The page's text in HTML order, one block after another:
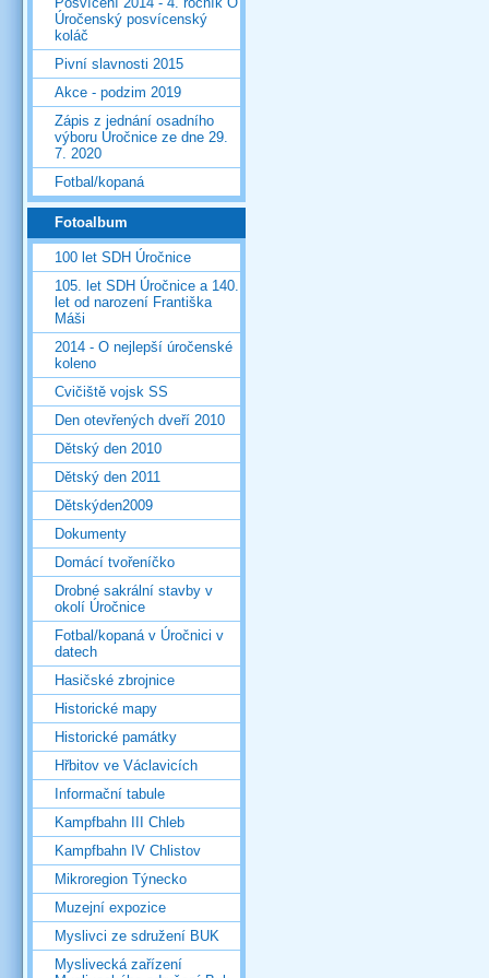
Úročenský posvícenský
koláč
Pivní slavnosti 2015
Akce - podzim 2019
Zápis z jednání osadního
výboru Úročnice ze dne 29.
7. 2020
Fotbal/kopaná
Fotoalbum
100 let SDH Úročnice
105. let SDH Úročnice a 140.
let od narození Františka
Máši
2014 - O nejlepší úročenské
koleno
Cvičiště vojsk SS
Den otevřených dveří 2010
Dětský den 2010
Dětský den 2011
Dětskýden2009
Dokumenty
Domácí tvořeníčko
Drobné sakrální stavby v
okolí Úročnice
Fotbal/kopaná v Úročnici v
datech
Hasičské zbrojnice
Historické mapy
Historické památky
Hřbitov ve Václavicích
Informační tabule
Kampfbahn III Chleb
Kampfbahn IV Chlistov
Mikroregion Týnecko
Muzejní expozice
Myslivci ze sdružení BUK
Myslivecká zařízení